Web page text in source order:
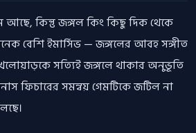
আছে, কিন্তু জঙ্গল কিং কিছু দিক থেকে
বেশি ইমার্সিভ — জঙ্গলের আবহ সঙ্গীত
সত্যিই জঙ্গলে থাকার অনুভূতি
ফিচারের সমন্বয় গেমটিকে জটিল না